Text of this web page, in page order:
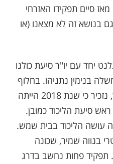
סיים תפקידו האזרחי
בנושא זה לא מצאנו (או
כאן בהזדמנויות שונות. לפני 7 שנים הגיע גלנט יחד עם יו"ר סיעת כולנו
בנימין נתניהו. בחלוף
זמן קצר בלבד, בפברואר 2018 הגיע שוב למפגש עם משה אבוטבול ראש העיר, נזכיר כי שנת 2018 הייתה
סיעת הליכוד כמובן.
עושה הליכוד בבית שמש.
להנחת אבן פינה לקאנטרי בנווה שמיר, שכונה
תפקיד פחות נחשב בדרג